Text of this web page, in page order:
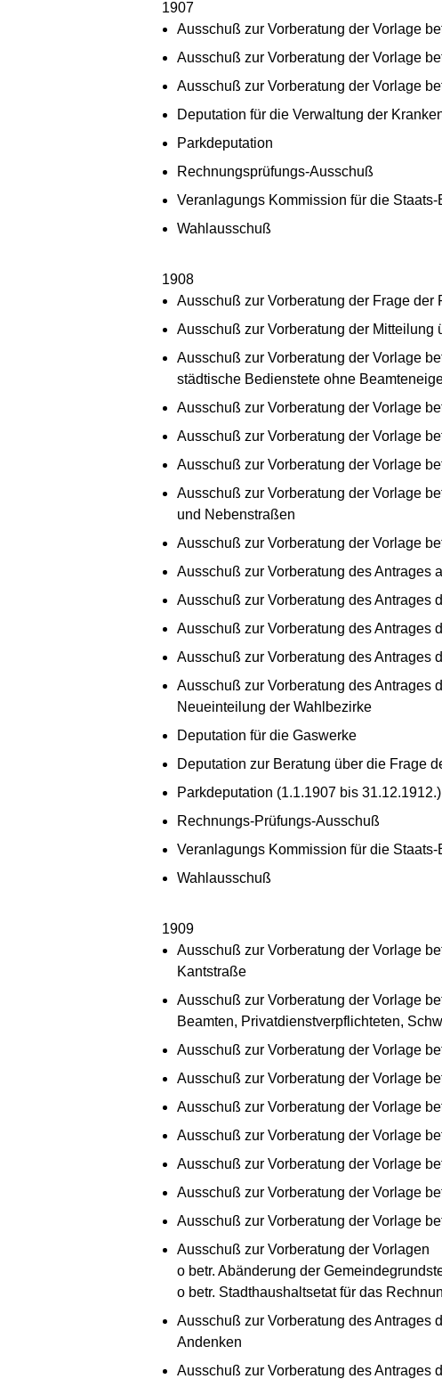
1907
Ausschuß zur Vorberatung der Vorlage
Ausschuß zur Vorberatung der Vorlage
Ausschuß zur Vorberatung der Vorlage
Deputation für die Verwaltung der
Parkdeputation
Rechnungsprüfungs-Ausschuß
Veranlagungs Kommission für die Staats-
Wahlausschuß
1908
Ausschuß zur Vorberatung der Frage
Ausschuß zur Vorberatung der
Ausschuß zur Vorberatung der Vorlage
städtische Bedienstete ohne
Ausschuß zur Vorberatung der Vorlage
Ausschuß zur Vorberatung der Vorlage
Ausschuß zur Vorberatung der Vorlage
Ausschuß zur Vorberatung der Vorlage
und Nebenstraßen
Ausschuß zur Vorberatung der Vorlage
Ausschuß zur Vorberatung des Antrages
Ausschuß zur Vorberatung des Antrages
Ausschuß zur Vorberatung des Antrages
Ausschuß zur Vorberatung des Antrages
Ausschuß zur Vorberatung des Antrages
Neueinteilung der Wahlbezirke
Deputation für die Gaswerke
Deputation zur Beratung über die Frage
Parkdeputation (1.1.1907 bis 31.12.1912.)
Rechnungs-Prüfungs-Ausschuß
Veranlagungs Kommission für die Staats-
Wahlausschuß
1909
Ausschuß zur Vorberatung der Vorlage
Kantstraße
Ausschuß zur Vorberatung der Vorlage
Beamten, Privatdienstverpflichteten,
Ausschuß zur Vorberatung der Vorlage
Ausschuß zur Vorberatung der Vorlage
Ausschuß zur Vorberatung der Vorlage
Ausschuß zur Vorberatung der Vorlage
Ausschuß zur Vorberatung der Vorlage
Ausschuß zur Vorberatung der Vorlage
Ausschuß zur Vorberatung der Vorlage
Ausschuß zur Vorberatung der Vorlagen
o betr. Abänderung der
o betr. Stadthaushaltsetat für das
Ausschuß zur Vorberatung des Antrages
Andenken
Ausschuß zur Vorberatung des Antrages